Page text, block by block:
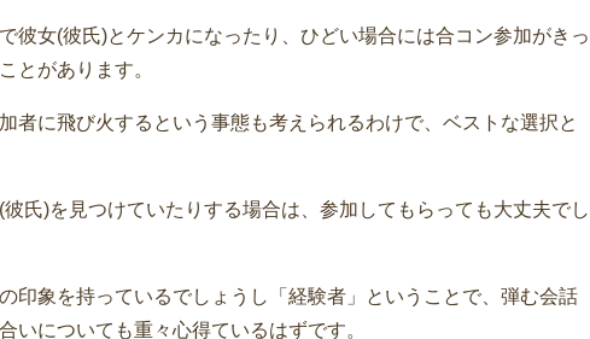
彼女(彼氏)とケンカになったり、ひどい場合には合コン参加がきっ
とがあります。
者に飛び火するという事態も考えられるわけで、ベストな選択と
氏)を見つけていたりする場合は、参加してもらっても大丈夫でし
印象を持っているでしょうし「経験者」ということで、弾む会話
いについても重々心得ているはずです。